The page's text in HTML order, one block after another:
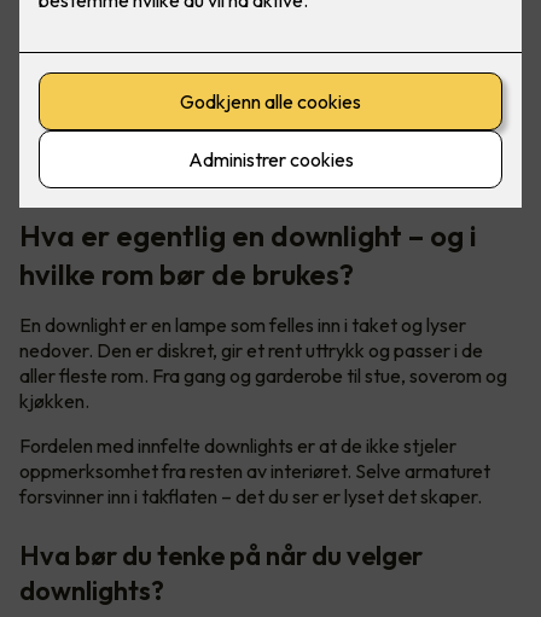
du pusser opp eller renoverer, er det lett å prioritere fliser,
overflater og møbler, mens lyset ofte havner nederst på
lista. Det er synd, for riktig belysning er faktisk det som
Hva er egentlig en downlight – og i
hvilke rom bør de brukes?
En downlight er en lampe som felles inn i taket og lyser
nedover. Den er diskret, gir et rent uttrykk og passer i de
aller fleste rom. Fra gang og garderobe til stue, soverom og
kjøkken.
Fordelen med innfelte downlights er at de ikke stjeler
oppmerksomhet fra resten av interiøret. Selve armaturet
forsvinner inn i takflaten – det du ser er lyset det skaper.
Hva bør du tenke på når du velger
downlights?